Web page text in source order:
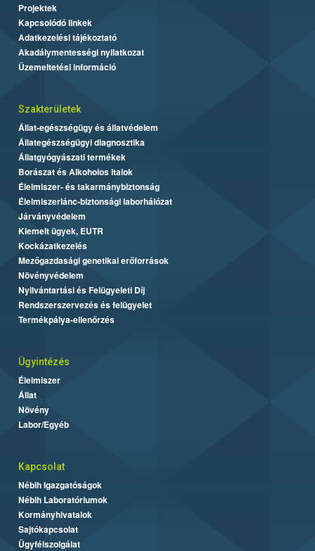
Projektek
Kapcsolódó linkek
Adatkezelési tájékoztató
Akadálymentességi nyilatkozat
Üzemeltetési információ
Szakterületek
Állat-egészségügy és állatvédelem
Állategészségügyi diagnosztika
Állatgyógyászati termékek
Borászat és Alkoholos Italok
Élelmiszer- és takarmánybiztonság
Élelmiszerlánc-biztonsági laborhálózat
Járványvédelem
Kiemelt ügyek, EUTR
Kockázatkezelés
Mezőgazdasági genetikai erőforrások
Növényvédelem
Nyilvántartási és Felügyeleti Díj
Rendszerszervezés és felügyelet
Termékpálya-ellenőrzés
Ügyintézés
Élelmiszer
Állat
Növény
Labor/Egyéb
Kapcsolat
Nébih Igazgatóságok
Nébih Laboratóriumok
Kormányhivatalok
Sajtókapcsolat
Ügyfélszolgálat